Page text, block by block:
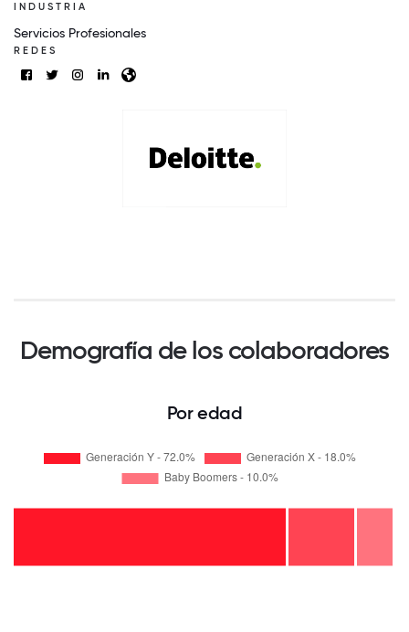
INDUSTRIA
Servicios Profesionales
REDES
Demografía de los colaboradores
Por edad